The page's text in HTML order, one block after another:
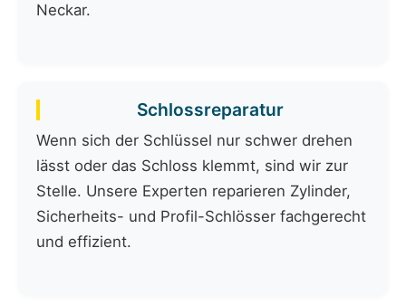
Neckar.
Schlossreparatur
Wenn sich der Schlüssel nur schwer drehen
lässt oder das Schloss klemmt, sind wir zur
Stelle. Unsere Experten reparieren Zylinder,
Sicherheits- und Profil-Schlösser fachgerecht
und effizient.